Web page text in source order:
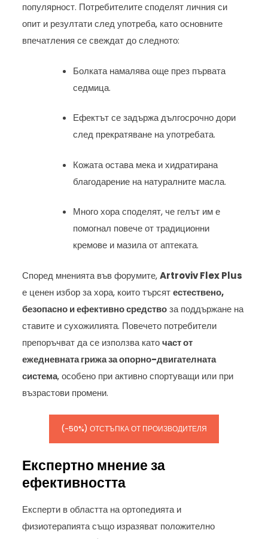
популярност. Потребителите споделят личния си
опит и резултати след употреба, като основните
впечатления се свеждат до следното:
Болката намалява още през първата
седмица.
Ефектът се задържа дългосрочно дори
след прекратяване на употребата.
Кожата остава мека и хидратирана
благодарение на натуралните масла.
Много хора споделят, че гелът им е
помогнал повече от традиционни
кремове и мазила от аптеката.
Според мненията във форумите,Artroviv Flex Plus
е ценен избор за хора, които търсятестествено,
безопасно и ефективно средствоза поддържане на
ставите и сухожилията. Повечето потребители
препоръчват да се използва каточаст от
ежедневната грижа за опорно-двигателната
система, особено при активно спортуващи или при
възрастови промени.
(-50%) ОТСТЪПКА ОТ ПРОИЗВОДИТЕЛЯ
Експертно мнение за
ефективността
Експерти в областта на ортопедията и
физиотерапията също изразяват положително